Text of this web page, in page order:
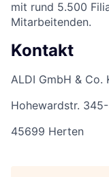
mit rund 5.500
Mitarbeitenden.
Kontakt
ALDI GmbH & Co.
Hohewardstr.
45699 Herten